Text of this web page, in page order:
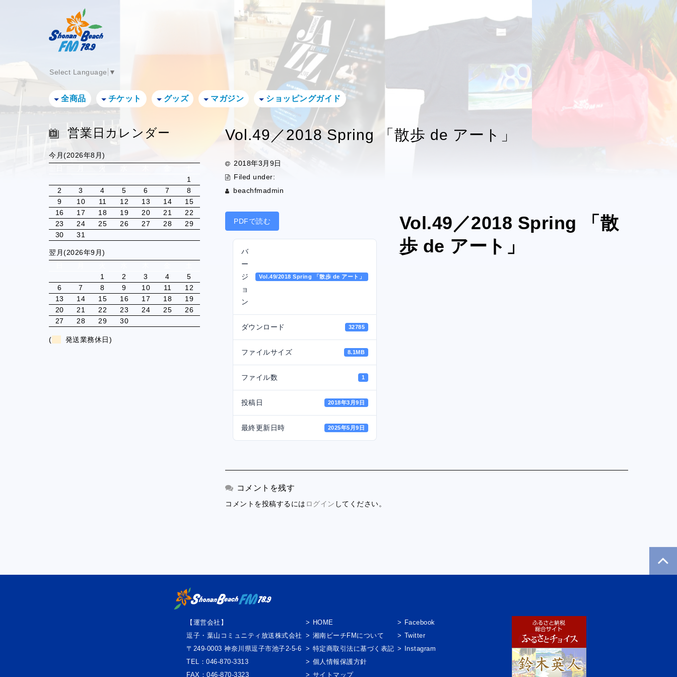
Select Language ▼
全商品 チケット グッズ マガジン ショッピングガイド
Vol.49／2018 Spring 「散歩 de アート」
2018年3月9日
Filed under:
beachfmadmin
PDFで読む
バ
ー
ジ
ョ
ン
Vol.49/2018 Spring 「散歩 de アート」
ダウンロード 32785
ファイルサイズ 8.1MB
ファイル数 1
投稿日 2018年3月9日
最終更新日時 2025年5月9日
Vol.49／2018 Spring 「散
歩 de アート」
コメントを残す
コメントを投稿するには ログイン してください。
営業日カレンダー
今月(2026年8月)
1
2
3 4 5 6 7
8
9
10 11 12 13 14
15
16
17 18 19 20 21
22
23
24 25 26 27 28
29
30
31
翌月(2026年9月)
1
2 3 4
5
6
7 8 9 10 11
12
13
14 15 16 17 18
19
20
21 22 23 24 25
26
27
28 29 30
( 発送業務休日)
【運営会社】
逗子・葉山コミュニティ放送株式会社
〒249-0003 神奈川県逗子市池子2-5-6
TEL：046-870-3313
FAX：046-870-3323
HOME
湘南ビーチFMについて
特定商取引法に基づく表記
個人情報保護方針
サイトマップ
Facebook
Twitter
Instagram